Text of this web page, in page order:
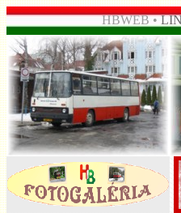
HBWEB •